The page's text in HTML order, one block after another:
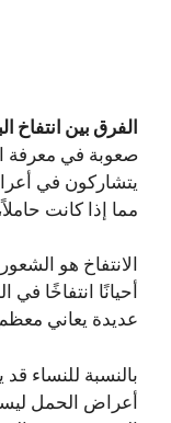
الفرق بين انتفاخ
صعوبة في معرفة
يتشاركون في
مما إذا كانت
الانتفاخ هو
أحيانًا انتفاخًا في
عديدة يعاني
بالنسبة للنساء
أعراض الحمل